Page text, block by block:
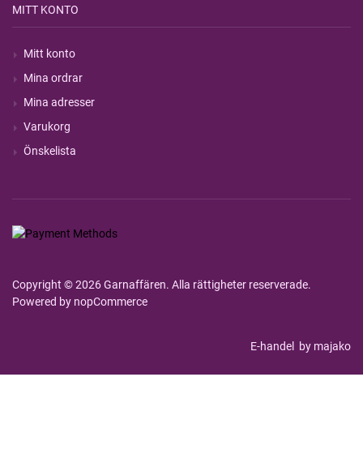
MITT KONTO
Mitt konto
Mina ordrar
Mina adresser
Varukorg
Önskelista
Copyright © 2026 Garnaffären. Alla rättigheter reserverade.
Powered by nopCommerce
E-handel by majako